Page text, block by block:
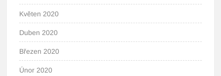
Květen 2020
Duben 2020
Březen 2020
Únor 2020